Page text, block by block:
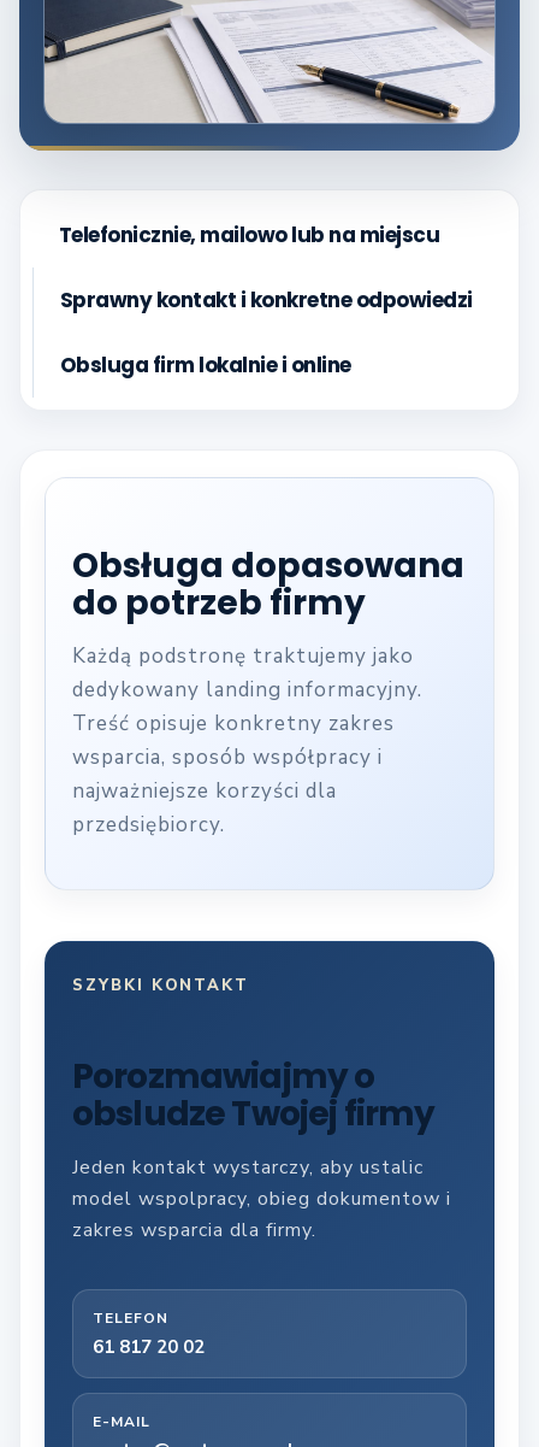
Telefonicznie, mailowo lub na miejscu
Sprawny kontakt i konkretne odpowiedzi
Obsluga firm lokalnie i online
Obsługa dopasowana
do potrzeb firmy
Każdą podstronę traktujemy jako
dedykowany landing informacyjny.
Treść opisuje konkretny zakres
wsparcia, sposób współpracy i
najważniejsze korzyści dla
przedsiębiorcy.
SZYBKI KONTAKT
Porozmawiajmy o
obsludze Twojej firmy
Jeden kontakt wystarczy, aby ustalic
model wspolpracy, obieg dokumentow i
zakres wsparcia dla firmy.
TELEFON
61 817 20 02
E-MAIL